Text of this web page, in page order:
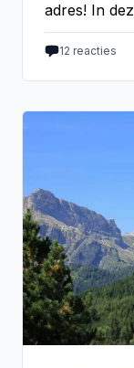
adres! In
12 reacties